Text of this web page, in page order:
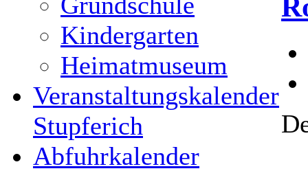
Kindergarten
Heimatmuseum
Veranstaltungskalender
Stupferich
Abfuhrkalender